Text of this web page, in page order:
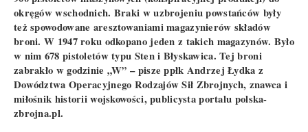
okręgów wschodnich. Braki w uzbrojeniu powstańców były
też spowodowane aresztowaniami magazynierów składów
broni. W 1947 roku odkopano jeden z takich magazynów. Było
w nim 678 pistoletów typu Sten i Błyskawica. Tej broni
zabrakło w godzinie „W” – pisze ppłk Andrzej Łydka z
Dowództwa Operacyjnego Rodzajów Sił Zbrojnych, znawca i
miłośnik historii wojskowości, publicysta portalu polska-
zbrojna.pl.